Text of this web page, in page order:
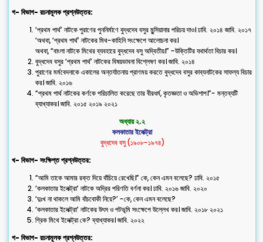
গ- বিভাগ- রচনামূলক প্রশ্নউত্তর:
‘প্রথম পার্থ’ নাটকে পুরাণের পুননির্মাণে বুদ্ধদেব বসুর মুন্সিয়ানার পরিচয় দাও। ঢাবি. ২০১৪ জাবি. ২০১৭
‘অথবা, ‘প্রথম পার্থ’ নাটকের মিথ-কাহিনি সংক্ষেপে আলোচনা কর।
অথবা, “বাংলা নাটকে মিথের ব্যবহারে বুদ্ধদেব বসু অদ্বিতীয়।” -উক্তিটির যথার্থতা বিচার কর।
বুদ্ধদেব বসুর ‘প্রথম পার্থ’ নাটকের বিষয়ভাবনা বিশ্লেষণ কর। জাবি. ২০১৪
পুরাণের মর্মবেদনাকে একালের অন্তর্যাতনায় প্রাণময় করতে বুদ্ধদেব বসুর কাব্যনাটকের সাফল্য বিচার
কর। জাবি. ২০১৬
“প্রথম পার্থ নাটকের কর্ণকে পরিচালিত করেছে তার বীরধর্ম, কৃতজ্ঞতা ও অভিশাপ।”- মন্তব্যটি
ব্যাখ্যাকর। জাবি. ২০১৫ ২০১৯ ২০২১
অধ্যায় ২.২
কলকাতার ইলেক্ট্রা
বুদ্ধদেব বসু (১৯০৮-১৯৭৪)
খ- বিভাগ- সংক্ষিপ্ত প্রশ্নউত্তর:
“আমি তাকে আমার রক্ত দিয়ে বাঁচিয়ে রেখেছি।” কে, কেন এমন বলেছে? ঢাবি. ২০১৫
‘কলকাতার ইলেক্ট্রা’ নাটকে অদ্রির পরিণতি বর্ণনা কর। ঢাবি. ২০১৬ জাবি. ২০২০
‘দুঃখ না থাকলে আমি বাঁচবোকী নিয়ে?’ -কে, কেন এমন বলেছে?
‘কলকাতার ইলেক্ট্রা’ নাটকের উৎস ও পটভূমি সংক্ষেপে উল্লেখ কর। জাবি. ২০১৮ ২০২১
গ্রিক মিথে ইলেক্ট্রা কে? ব্যাখ্যাকর। জাবি. ২০২২
গ- বিভাগ- রচনামূলক প্রশ্নউত্তর: